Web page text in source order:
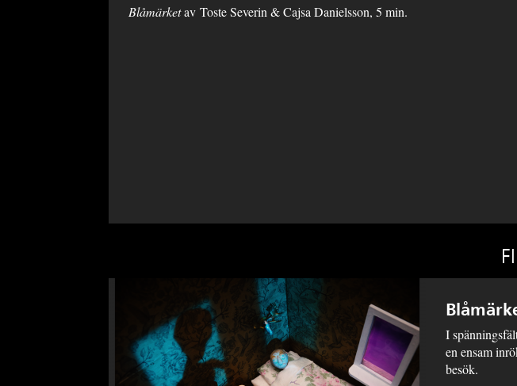
Blåmärketav Toste Severin & Cajsa Danielsson, 5 min.
I
en ensam
besök.